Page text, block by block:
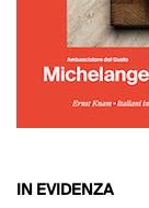
IN EVIDENZA